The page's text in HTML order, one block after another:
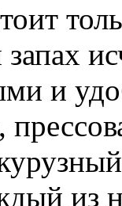
и
из